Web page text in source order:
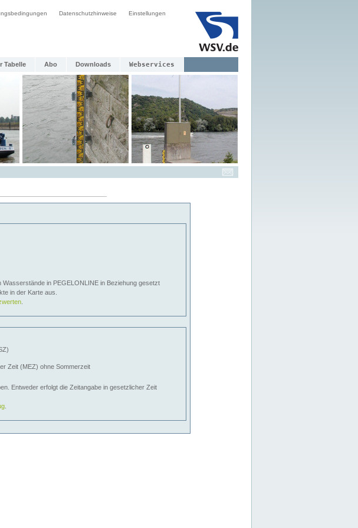
Datenschutzhinweise Einstellungen
Tabelle Abo Downloads Webservices
in PEGELONLINE in Beziehung gesetzt
in der Karte aus.
Zeit (MEZ) ohne Sommerzeit
Entweder erfolgt die Zeitangabe in gesetzlicher Zeit